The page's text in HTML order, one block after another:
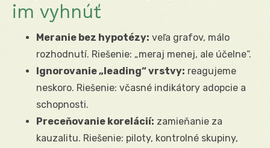
im vyhnúť
Meranie bez hypotézy: veľa grafov, málo
rozhodnutí. Riešenie: „meraj menej, ale účelne“.
Ignorovanie „leading“ vrstvy: reagujeme
neskoro. Riešenie: včasné indikátory adopcie a
schopnosti.
Preceňovanie korelácií: zamieňanie za
kauzalitu. Riešenie: piloty, kontrolné skupiny,